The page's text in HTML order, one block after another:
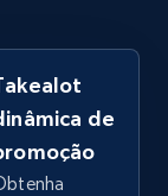
agora
de